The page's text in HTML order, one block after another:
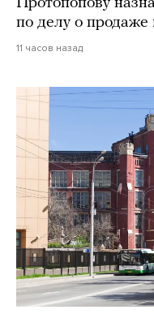
по делу о продаже
11 часов назад